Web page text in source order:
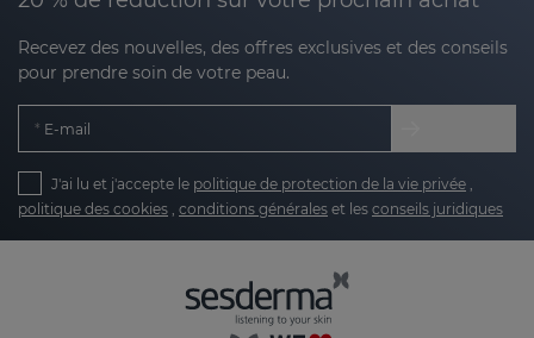
Recevez des nouvelles, des offres exclusives et des conseils
pour prendre soin de votre peau.
E-mail
J'ai lu et j'accepte le politique de protection de la vie privée
politique des cookies conditions générales et les conseils juridiques